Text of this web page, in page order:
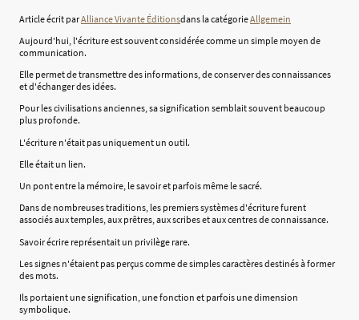
Article écrit parAlliance Vivante Éditionsdans la catégorieAllgemein
Aujourd'hui, l'écriture est souvent considérée comme un simple moyen de
communication.
Elle permet de transmettre des informations, de conserver des connaissances
et d'échanger des idées.
Pour les civilisations anciennes, sa signification semblait souvent beaucoup
plus profonde.
L'écriture n'était pas uniquement un outil.
Elle était un lien.
Un pont entre la mémoire, le savoir et parfois même le sacré.
Dans de nombreuses traditions, les premiers systèmes d'écriture furent
associés aux temples, aux prêtres, aux scribes et aux centres de connaissance.
Savoir écrire représentait un privilège rare.
Les signes n'étaient pas perçus comme de simples caractères destinés à former
des mots.
Ils portaient une signification, une fonction et parfois une dimension
symbolique.